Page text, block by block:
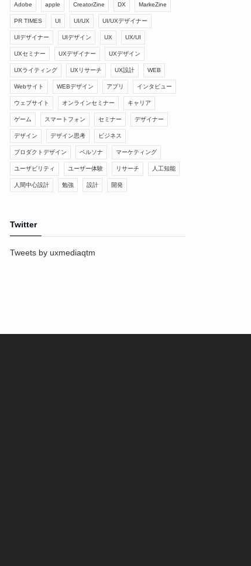
Adobe apple CreatorZine DX MarkeZine
PR TIMES UI UI/UX UI/UXデザイナー
UIデザイナー UIデザイン UX UX/UI
UXセミナー UXデザイナー UXデザイン
UXライティング UXリサーチ UX設計 WEB
Webサイト WEBデザイン アプリ インタビュー
ウェブサイト オンラインセミナー キャリア
ゲーム スマートフォン セミナー デザイナー
デザイン デザイン思考 ビジネス
プロダクトデザイン ペルソナ マーケティング
ユーザビリティ ユーザー体験 リサーチ 人工知能
人間中心設計 勉強 設計 開発
Twitter
Tweets by uxmediaqtm